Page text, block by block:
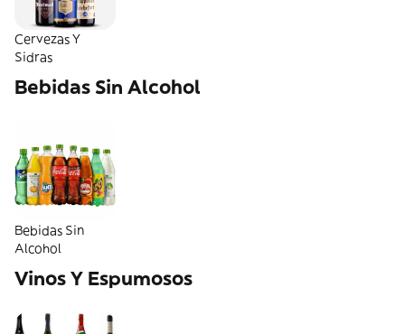
Cervezas Y
Sidras
Bebidas Sin Alcohol
Bebidas Sin
Alcohol
Vinos Y Espumosos